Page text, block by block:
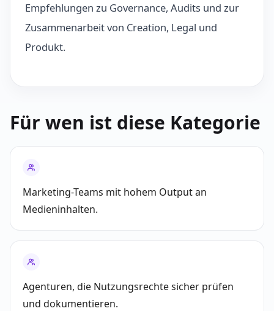
Empfehlungen zu Governance, Audits und zur
Zusammenarbeit von Creation, Legal und
Produkt.
Für wen ist diese Kategorie
Marketing-Teams mit hohem Output an
Medieninhalten.
Agenturen, die Nutzungsrechte sicher prüfen
und dokumentieren.